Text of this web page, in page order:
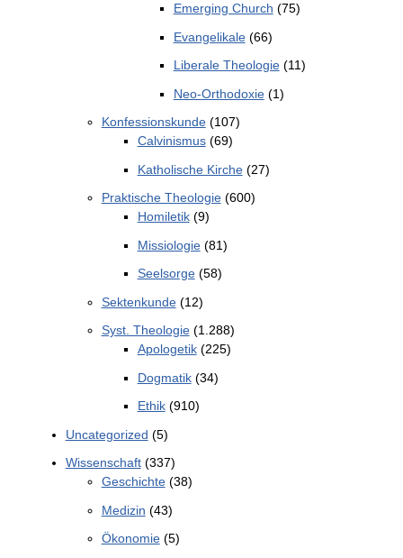
Emerging Church (75)
Evangelikale(66)
Liberale Theologie(11)
Neo-Orthodoxie(1)
Konfessionskunde(107)
Calvinismus(69)
Katholische Kirche(27)
Praktische Theologie(600)
Homiletik(9)
Missiologie(81)
Seelsorge(58)
Sektenkunde(12)
Syst. Theologie(1.288)
Apologetik(225)
Dogmatik(34)
Ethik(910)
Uncategorized (5)
Wissenschaft(337)
Geschichte(38)
Medizin (43)
Ökonomie(5)